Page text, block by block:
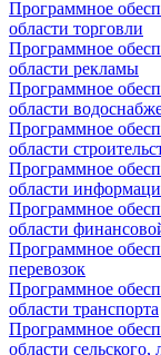
Программное
области торговли
Программное
области рекламы
Программное
области
Программное
области
Программное
области
Программное
области
Программное
перевозок
Программное
области транспорта
Программное
области сельского,